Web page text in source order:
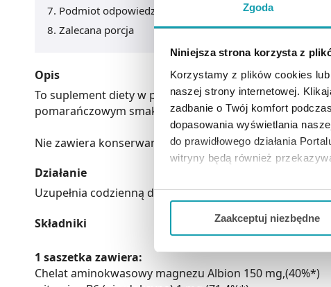
Zgoda
Niniejsza strona korzysta z
Korzystamy z plików cookies
naszej strony internetowej.
zadbanie o Twój komfort
dopasowania wyświetlania
do prawidłowego działania
witryny będą również
Jeżeli chcesz dostosować
wszystkich funkcjonalności
Zaakceptuj niezbędne
Podmiot odpowiedzialny
Zalecana porcja
Opis
To suplement diety w proszku, przeznaczony dla dzieci
pomarańczowym smaku.
Nie zawiera konserwantów.
Działanie
Uzupełnia codzienną dietę w magnez i witaminę B6.
Składniki
1 saszetka zawiera:
Chelat aminokwasowy magnezu Albion 150 mg,(40%*)